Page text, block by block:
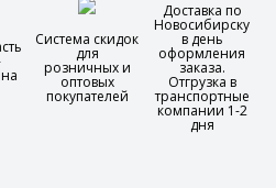
Система скидок
для
розничных и
оптовых
покупателей
Доставка по
Новосибирску
в день
оформления
заказа.
Отгрузка в
транспортные
компании 1-2
дня